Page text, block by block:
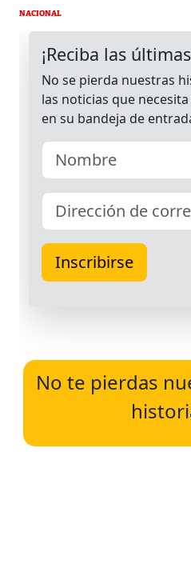
NACIONAL
No te pierdas